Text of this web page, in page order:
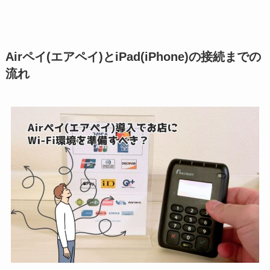
Airペイ(エアペイ)とiPad(iPhone)の接続までの
流れ